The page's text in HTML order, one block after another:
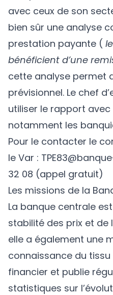
avec ceux de son
bien sûr une analyse
prestation payante (
bénéficient d’une
cette analyse permet
prévisionnel. Le chef
utiliser le rapport
notamment les
Pour le contacter le
le Var :
32 08 (appel gratuit)
Les missions de la
La banque centrale
stabilité des prix et de
elle a également une
connaissance du
financier et publie
statistiques sur